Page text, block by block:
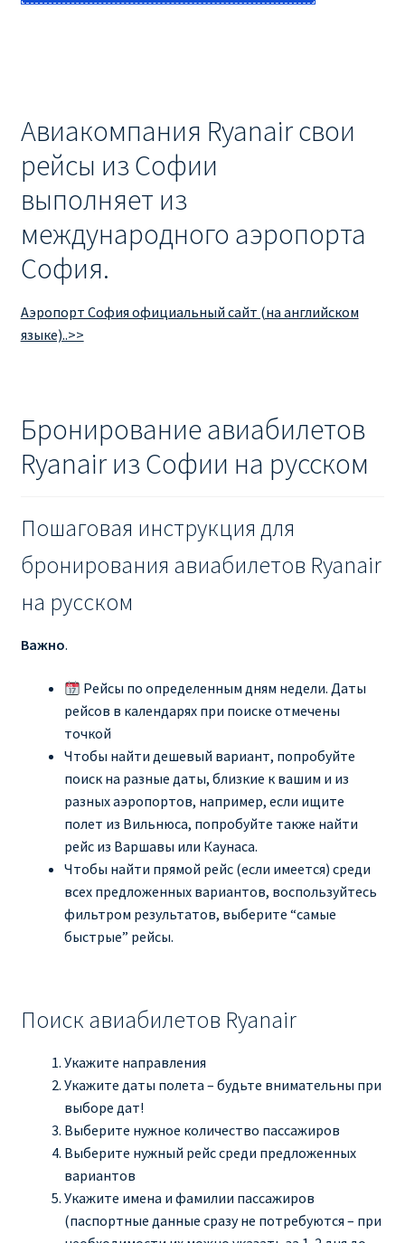
Авиакомпания Ryanair свои
рейсы из Софии
выполняет из
международного аэропорта
София.
Аэропорт София официальный сайт (на английском
языке)..>>
Бронирование авиабилетов
Ryanair из Софии на русском
Пошаговая инструкция для
бронирования авиабилетов Ryanair
на русском
Важно.
Рейсы по определенным дням недели. Даты
рейсов в календарях при поиске отмечены
точкой
Чтобы найти дешевый вариант, попробуйте
поиск на разные даты, близкие к вашим и из
разных аэропортов, например, если ищите
полет из Вильнюса, попробуйте также найти
рейс из Варшавы или Каунаса.
Чтобы найти прямой рейс (если имеется) среди
всех предложенных вариантов, воспользуйтесь
фильтром результатов, выберите “самые
быстрые” рейсы.
Поиск авиабилетов Ryanair
Укажите направления
Укажите даты полета – будьте внимательны при
выборе дат!
Выберите нужное количество пассажиров
Выберите нужный рейс среди предложенных
вариантов
Укажите имена и фамилии пассажиров
(паспортные данные сразу не потребуются – при